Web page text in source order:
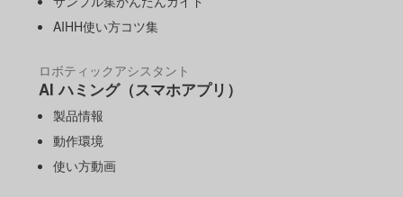
AIHH使い方コツ集
ロボティックアシスタント
AI ハミング（スマホアプリ）
製品情報
動作環境
使い方動画